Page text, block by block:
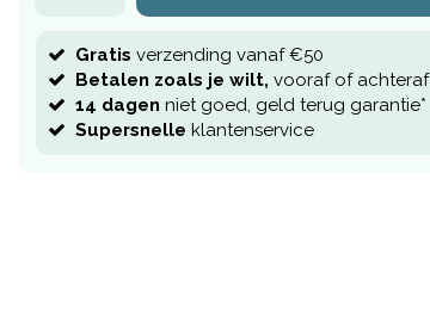
Gratis verzending vanaf €50
Betalen zoals je wilt, vooraf of achteraf
14 dagen niet goed, geld terug garantie*
Supersnelle klantenservice